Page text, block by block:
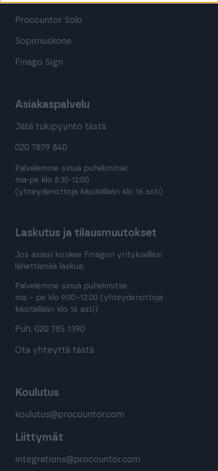
Procountor Solo
Sopimuskone
Finago Sign
Asiakaspalvelu
Jätä tukipyyntö tästä
020 7879 840
Palvelemme sinua puhelimitse:
ma-pe klo 8:30-12:00
(yhteydenottoja käsitellään klo 16 asti)
Laskutus ja tilausmuutokset
Jos asiasi koskee Finagon yrityksellesi
lähettämää laskua:
Palvelemme sinua puhelimitse
ma – pe klo 9.00–12.00 (yhteydenottoja
käsitellään klo 16 asti)
Puh. 020 785 1390
Ota yhteyttä tästä
Koulutus
koulutus@procountor.com
Liittymät
integrations@procountor.com